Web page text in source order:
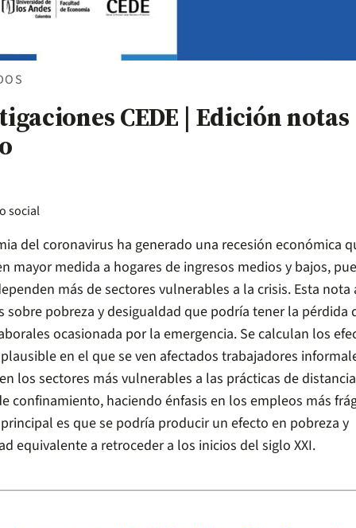
CEDE | Edición notas
del coronavirus ha generado una recesión económica
mayor medida a hogares de ingresos medios y bajos,
más de sectores vulnerables a la crisis. Esta nota
sobre pobreza y desigualdad que podría tener la pérdida
ocasionada por la emergencia. Se calculan los
en el que se ven afectados trabajadores
los sectores más vulnerables a las prácticas de
confinamiento, haciendo énfasis en los empleos más
es que se podría producir un efecto en pobreza y
equivalente a retroceder a los inicios del siglo XXI.